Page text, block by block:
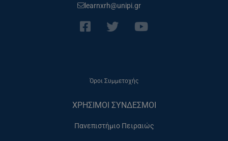
learnxrh@unipi.gr
Όροι Συμμετοχής
ΧΡΗΣΙΜΟΙ ΣΥΝΔΕΣΜΟΙ
Πανεπιστήμιο Πειραιώς